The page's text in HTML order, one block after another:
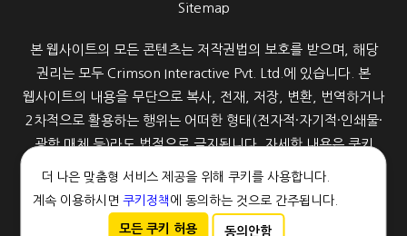
더 나은 맞춤형 서비스 제공을 위해 쿠키를 사용합니다.
계속 이용하시면 쿠키정책 에 동의하는 것으로 간주됩니다.
모든 쿠키 허용 동의안함
Sitemap
본 웹사이트의 모든 콘텐츠는 저작권법의 보호를 받으며, 해당
권리는 모두 Crimson Interactive Pvt. Ltd.에 있습니다. 본
웹사이트의 내용을 무단으로 복사, 전재, 저장, 변환, 번역하거나
2차적으로 활용하는 행위는 어떠한 형태(전자적·자기적·인쇄물·
광학 매체 등)라도 법적으로 금지됩니다. 자세한 내용은 쿠키
정책을 참고해 주세요.